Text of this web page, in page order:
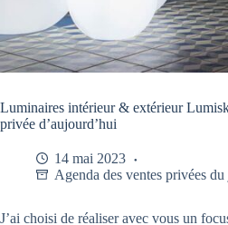
Luminaires intérieur & extérieur
privée d’aujourd’hui
14 mai 2023
Agenda des ventes privées
J’ai choisi de réaliser avec vous un